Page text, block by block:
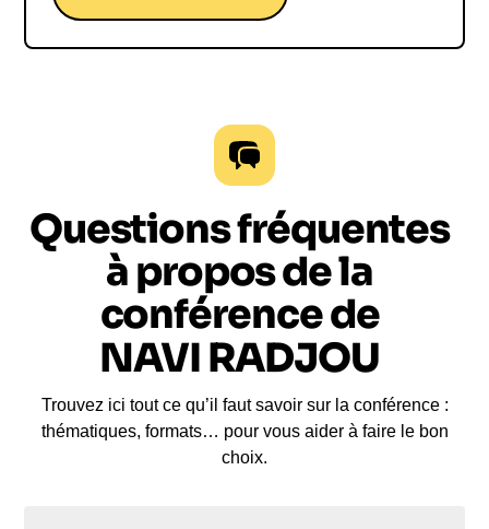
Questions fréquentes
à propos de la
conférence de
NAVI RADJOU
Trouvez ici tout ce qu’il faut savoir sur la conférence :
thématiques, formats… pour vous aider à faire le bon
choix.